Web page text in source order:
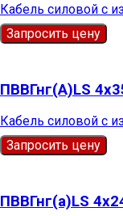
Кабель силовой с
Запросить цену
ПВВГнг(А)LS
Кабель силовой с
Запросить цену
ПВВГнг(a)LS